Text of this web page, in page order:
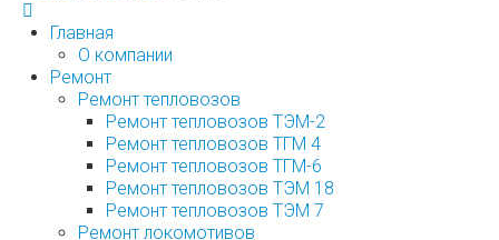
Главная
О компании
Ремонт
Ремонт тепловозов
Ремонт тепловозов ТЭМ-2
Ремонт тепловозов ТГМ 4
Ремонт тепловозов ТГМ-6
Ремонт тепловозов ТЭМ 18
Ремонт тепловозов ТЭМ 7
Ремонт локомотивов